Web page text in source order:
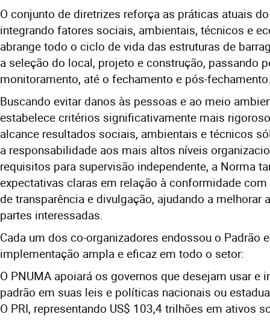
O conjunto de diretrizes reforça as práticas atuais
integrando fatores sociais, ambientais, técnicos e
abrange todo o ciclo de vida das estruturas de
a seleção do local, projeto e construção, passando
monitoramento, até o fechamento e pós-
Buscando evitar danos às pessoas e ao meio
estabelece critérios significativamente mais
alcance resultados sociais, ambientais e técnicos
a responsabilidade aos mais altos níveis
requisitos para supervisão independente, a Norma
expectativas claras em relação à conformidade
de transparência e divulgação, ajudando a melhorar
partes interessadas.
Cada um dos co-organizadores endossou o Padrão
implementação ampla e eficaz em todo o setor:
O PNUMA apoiará os governos que desejam usar e
padrão em suas leis e políticas nacionais ou
O PRI, representando US$ 103,4 trilhões em ativos